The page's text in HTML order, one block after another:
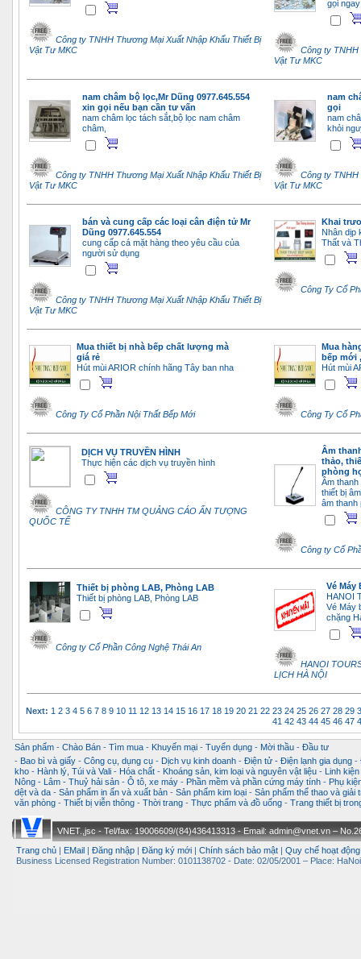
Công ty TNHH Thương Mại Xuất Nhập Khẩu Thiết Bị
Vật Tư MKC
gọi
Công ty TNHH
Vật Tư MKC
nam châm bộ lọc,Mr Dũng 0977.645.554
xin gọi nếu bạn cần tư vấn
nam châm lọc tách sắt,bộ lọc nam châm
châm,
Công ty TNHH Thương Mại Xuất Nhập Khẩu Thiết Bị
Vật Tư MKC
nam
gọi
nam
khỏi
Công ty TNHH
Vật Tư MKC
bán và cung cấp các loại cân điện tử Mr
Dũng 0977.645.554
cung cấp cá mặt hàng theo yêu cầu của
người sử dụng
Công ty TNHH Thương Mại Xuất Nhập Khẩu Thiết Bị
Vật Tư MKC
Khai
Nhân dịp
Thất và
Công Ty Cổ
Mua thiết bị nhà bếp chất lượng mà
giá rẻ
Hút mùi ARIOR chính hãng Tây ban nha
Công Ty Cổ Phần Nội Thất Bếp Mới
Mua
bếp mới
Hút mùi
Công Ty Cổ
DỊCH VỤ TRUYỀN HÌNH
Thực hiện các dịch vụ truyền hình
CÔNG TY TNHH TM QUẢNG CÁO ẤN TƯỢNG
QUỐC TẾ
Âm
thảo,
phòng
Âm
thiết bị
âm thanh
Công ty Cổ
Thiết bị phòng LAB, Phòng LAB
Thiết bị phòng LAB, Phòng LAB
Công ty Cổ Phần Công Nghệ Thái An
Vé Máy
HANOI
Vé Máy
chặng
HANOI
LỊCH HÀ NỘI
Next: 1 2 3 4 5 6 7 8 9 10 11 12 13 14 15 16 17 18 19 20 21 22 23 24 25 26 27 28 29
41 42 43 44 45 46 47
Sản phẩm - Chào Bán - Tìm mua - Khuyến mại - Tuyển dụng - Mời thầu - Đầu tư
- Bao bì và giấy - Công cụ, dụng cụ - Dịch vụ kinh doanh - Điện tử - Điện lạnh gia dụng -
kho - Hành lý, Túi và Vali - Hóa chất - Khoáng sản, kim loại và nguyên vật liệu -
Linh
Nông - Lâm - Thuỷ hải sản - Ô tô, xe máy - Phần mềm và phần cứng máy tính - Phụ
dệt và da - Sản phẩm in ấn và xuất bản - Sản phẩm kim loại - Sản phẩm thể thao và giải
văn phòng - Thiết bị viễn thông - Thời trang - Thực phẩm và đồ uống - Trang thiết bị
VNET.,jsc - Tel/fax: 19006609/(84)436413313 - Email: admin@vnet.vn –
Trang chủ
EMail Đăng nhập Đăng ký mới Chính sách bảo mật Quy chế hoạt động
Business Licensed Registration Number: 0101138702 - Date: 02/05/2001 – Place: